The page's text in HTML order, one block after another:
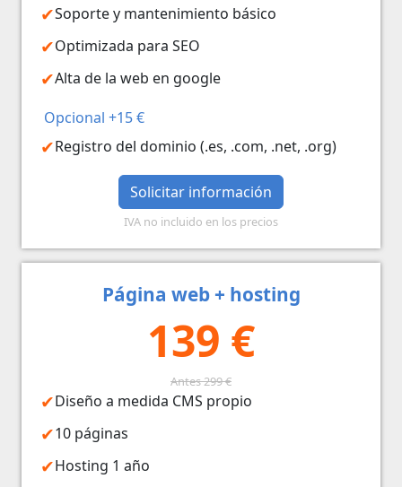
Soporte y mantenimiento básico
Optimizada para SEO
Alta de la web en google
Opcional +15 €
Registro del dominio (.es, .com, .net, .org)
Solicitar información
IVA no incluido en los precios
Página web + hosting
139 €
Antes 299 €
Diseño a medida CMS propio
10 páginas
Hosting 1 año